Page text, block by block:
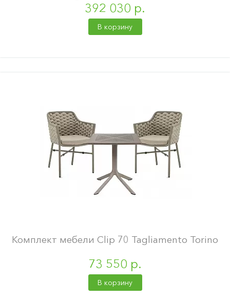
392 030 р.
В корзину
Комплект мебели Clip 70 Tagliamento Torino
73 550 р.
В корзину